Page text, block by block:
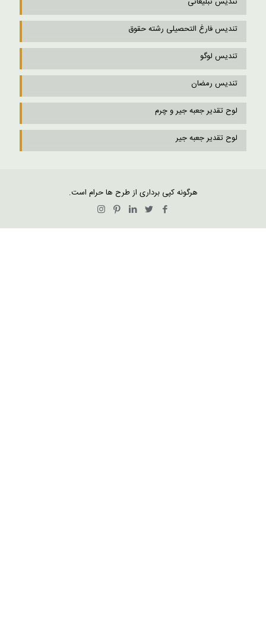
تندیس فارغ التحصیلی رشته حقوق
تندیس لوگو
تندیس رمضان
لوح تقدیر جعبه جیر و چرم
لوح تقدیر جعبه جیر
هرگونه کپی برداری از طرح ها حرام است.